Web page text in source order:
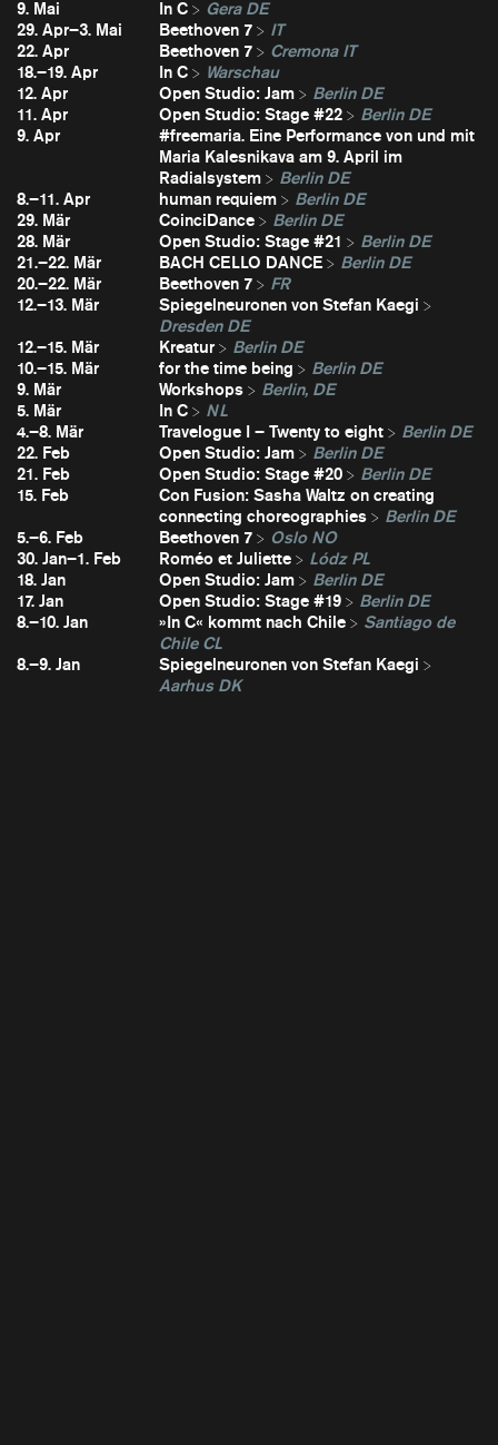
9. Mai
In C
Gera DE
29. Apr–3. Mai
Beethoven 7
IT
22. Apr
Beethoven 7
Cremona IT
18.–19. Apr
In C
Warschau
12. Apr
Open Studio: Jam
Berlin DE
11. Apr
Open Studio: Stage #22
Berlin DE
9. Apr
#freemaria. Eine Performance von und mit
Maria Kalesnikava am 9. April im
Radialsystem
Berlin DE
8.–11. Apr
human requiem
Berlin DE
29. Mär
CoinciDance
Berlin DE
28. Mär
Open Studio: Stage #21
Berlin DE
21.–22. Mär
BACH CELLO DANCE
Berlin DE
20.–22. Mär
Beethoven 7
FR
12.–13. Mär
Spiegelneuronen von Stefan Kaegi
Dresden DE
12.–15. Mär
Kreatur
Berlin DE
10.–15. Mär
for the time being
Berlin DE
9. Mär
Workshops
Berlin, DE
5. Mär
In C
NL
4.–8. Mär
Travelogue I – Twenty to eight
Berlin DE
22. Feb
Open Studio: Jam
Berlin DE
21. Feb
Open Studio: Stage #20
Berlin DE
15. Feb
Con Fusion: Sasha Waltz on creating
connecting choreographies
Berlin DE
5.–6. Feb
Beethoven 7
Oslo NO
30. Jan–1. Feb
Roméo et Juliette
Lódz PL
18. Jan
Open Studio: Jam
Berlin DE
17. Jan
Open Studio: Stage #19
Berlin DE
8.–10. Jan
»In C« kommt nach Chile
Santiago de
Chile CL
8.–9. Jan
Spiegelneuronen von Stefan Kaegi
Aarhus DK